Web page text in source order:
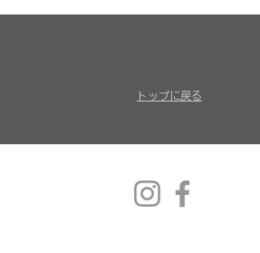
トップに戻る